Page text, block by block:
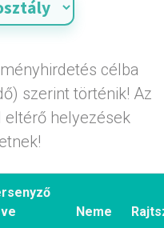
célba
szerint történik! Az
helyezések
Neme